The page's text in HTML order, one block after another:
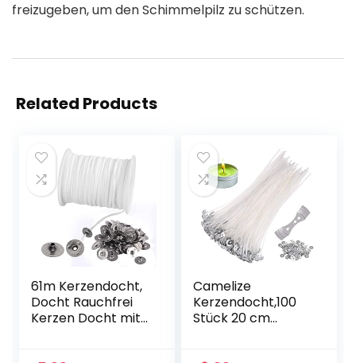
freizugeben, um den Schimmelpilz zu schützen.
Related Products
61m Kerzendocht,
Docht Rauchfrei
Kerzen Docht mit
Camelize
Kerzendocht,100
Stück 20 cm